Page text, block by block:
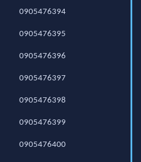
0905476394
0905476395
0905476396
0905476397
0905476398
0905476399
0905476400